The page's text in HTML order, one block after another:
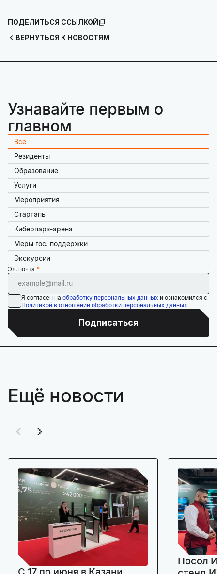
ВЕРНУТЬСЯ К НОВОСТЯМ
ПОДЕЛИТЬСЯ ССЫЛКОЙ
Узнавайте первым о
главном
Все
Резиденты
Образование
Услуги
Мероприятия
Стартапы
Киберпарк-арена
Меры гос. поддержки
Экскурсии
Эл. почта
Я согласен на обработку персональных данных и ознакомился с
Политикой в отношении обработки персональных данных
Подписаться
Ещё новости
C 17 по июня в Казани
Посол